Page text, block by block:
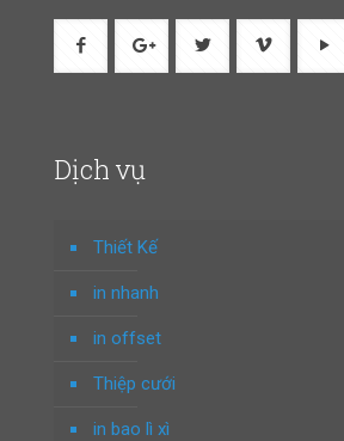
Dịch vụ
Thiết Kế
in nhanh
in offset
Thiệp cưới
in bao lì xì